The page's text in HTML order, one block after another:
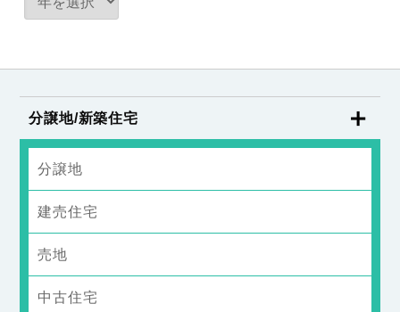
分譲地/新築住宅
分譲地
建売住宅
売地
中古住宅